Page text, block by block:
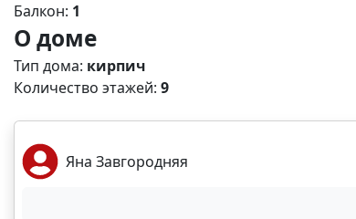
Балкон: 1
О доме
Тип дома: кирпич
Количество этажей: 9
Яна Завгородняя